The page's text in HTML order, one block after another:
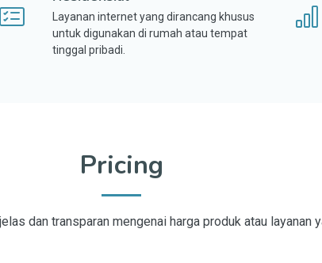
Layanan internet yang dirancang khusus
untuk digunakan di rumah atau tempat
tinggal pribadi.
Pricing
dan transparan mengenai harga produk atau layanan